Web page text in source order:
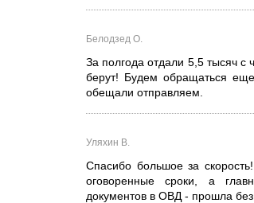
Белодзед О.
За полгода отдали 5,5 тысяч с
берут! Будем обращаться
обещали отправляем.
Уляхин В.
Спасибо большое за
оговоренные сроки, а
документов в ОВД - прошла без